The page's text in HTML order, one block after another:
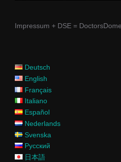
Impressum + DSE =
Deutsch
English
Français
Italiano
Español
Nederlands
Svenska
Русский
日本語